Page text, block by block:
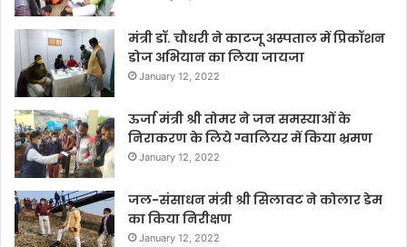
मंत्री डॉ. चौधरी ने काटजू अस्पताल में प्रिकॉशन
डोज अभियान का लिया जायजा
January 12, 2022
ऊर्जा मंत्री श्री तोमर ने जन समस्याओं के
निराकरण के लिये ग्वालियर में किया भ्रमण
January 12, 2022
जल-संसाधन मंत्री श्री सिलावट ने कोलार डेम
का किया निरीक्षण
January 12, 2022